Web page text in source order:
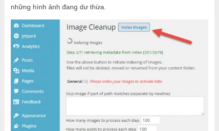
những hình ảnh đang dư thừa.